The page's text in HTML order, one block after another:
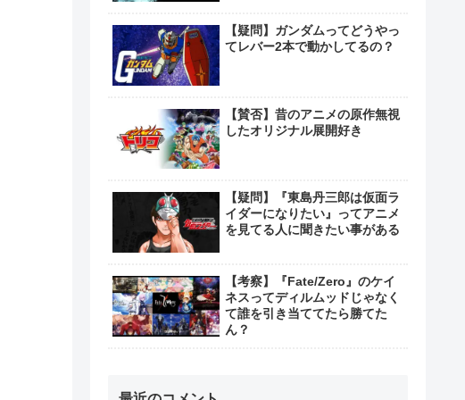
【疑問】ガンダムってどうやっ
てレバー2本で動かしてるの？
【賛否】昔のアニメの原作無視
したオリジナル展開好き
【疑問】『東島丹三郎は仮面ラ
イダーになりたい』ってアニメ
を見てる人に聞きたい事がある
【考察】『Fate/Zero』のケイ
ネスってディルムッドじゃなく
て誰を引き当ててたら勝てた
ん？